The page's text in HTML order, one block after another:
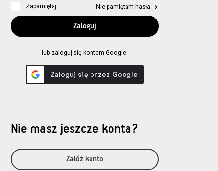
Zapamiętaj Nie pamiętam hasła
lub zaloguj się kontem Google:
Nie masz jeszcze konta?
Załóż konto